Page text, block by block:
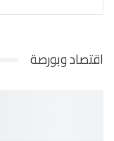
اقتصاد وبورصة